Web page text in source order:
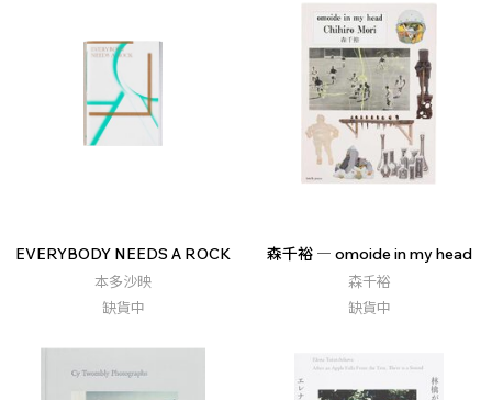
EVERYBODY NEEDS A ROCK
本多沙映
缺貨中
森千裕 ― omoide in my head
森千裕
缺貨中